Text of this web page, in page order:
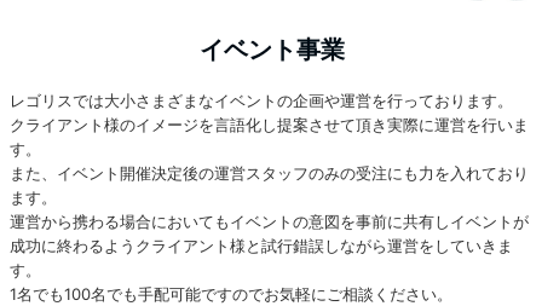
イベント事業
レゴリスでは大小さまざまなイベントの企画や運営を行っております。
クライアント様のイメージを言語化し提案させて頂き実際に運営を行いま
す。
また、イベント開催決定後の運営スタッフのみの受注にも力を入れており
ます。
運営から携わる場合においてもイベントの意図を事前に共有しイベントが
成功に終わるようクライアント様と試行錯誤しながら運営をしていきま
す。
1名でも100名でも手配可能ですのでお気軽にご相談ください。